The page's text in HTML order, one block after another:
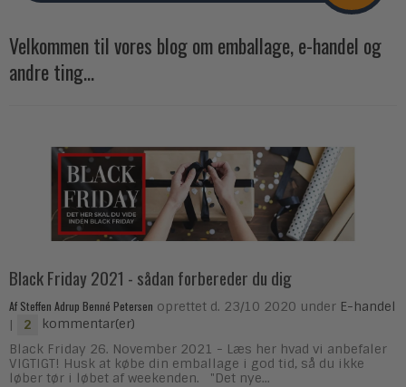
Velkommen til vores blog om emballage, e-handel og
andre ting...
Black Friday 2021 - sådan forbereder du dig
Af Steffen Adrup Benné Petersen oprettet d. 23/10 2020 under E-handel
|
2
kommentar(er)
Black Friday 26. November 2021 - Læs her hvad vi anbefaler
VIGTIGT! Husk at købe din emballage i god tid, så du ikke
løber tør i løbet af weekenden. "Det nye...